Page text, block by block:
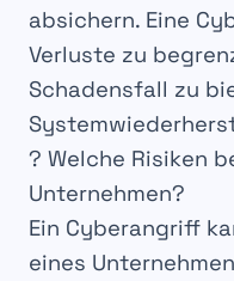
absichern. Eine
Verluste zu
Schadensfall zu
? Welche Risiken
Unternehmen?
Ein Cyberangriff
eines